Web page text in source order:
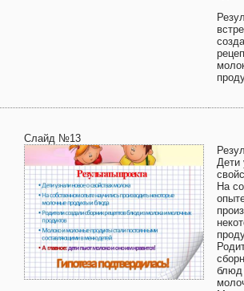
Слайд №13
Дети
На
блюд